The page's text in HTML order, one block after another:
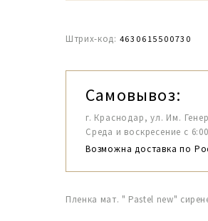
Штрих-код: 4630615500730
Самовывоз:
г. Краснодар, ул. Им.
Среда и воскресение с
Возможна доставка по
Пленка мат. " Pastel new"